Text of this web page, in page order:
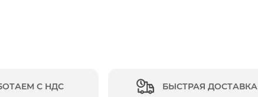
С НДС БЫСТРАЯ ДОСТАВКА